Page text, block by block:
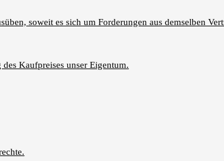
soweit es sich um Forderungen aus demselben
Kaufpreises unser Eigentum.